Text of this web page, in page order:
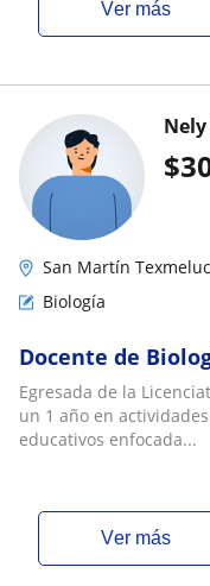
ver más
$
San Martín
Biología
Docente de
Egresada de la
un 1 año en
educativos enfocada...
ver más